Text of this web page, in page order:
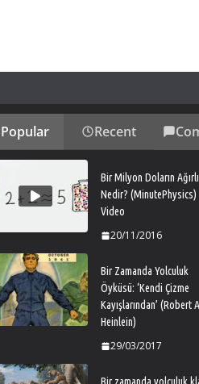
Popular Recent
Bir Milyon Doların
Nedir? (MinutePhysics) |
Video
20/11/2016
Bir Zamanda Yolculuk
Öyküsü: ‘Kendi Çizme
Kayışlarından’ (Robert
Heinlein)
29/03/2017